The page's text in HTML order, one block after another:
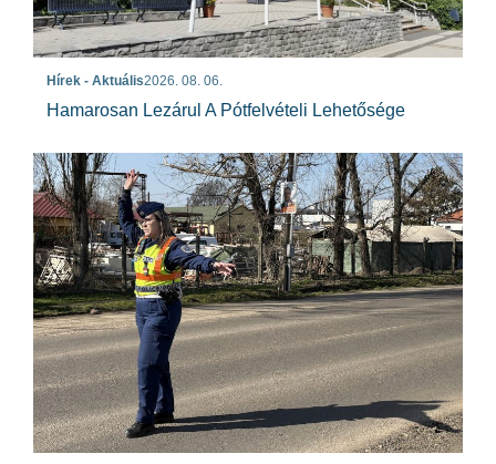
Hírek - Aktuális2026. 08. 06.
Hamarosan Lezárul A Pótfelvételi Lehetősége